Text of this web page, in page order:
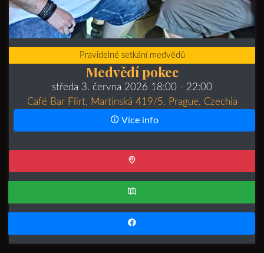
Pravidelné setkání medvědů
Medvědí pokec
středa 3. června 2026 18:00 - 22:00
Café Bar Flirt, Martinská 419/5, Prague, Czechia
Více info